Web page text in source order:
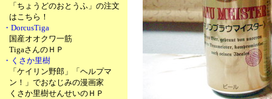
「ちょうどのおとうふ」の注文
はこちら！
・DorcusTiga
国産オオクワ一筋
TigaさんのＨＰ
・くさか里樹
「ケイリン野郎」「ヘルプマ
ン！」でおなじみの漫画家
くさか里樹せんせいのＨＰ